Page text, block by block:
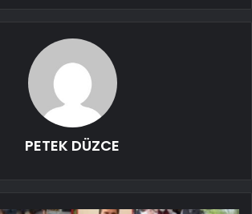
PETEK DÜZCE